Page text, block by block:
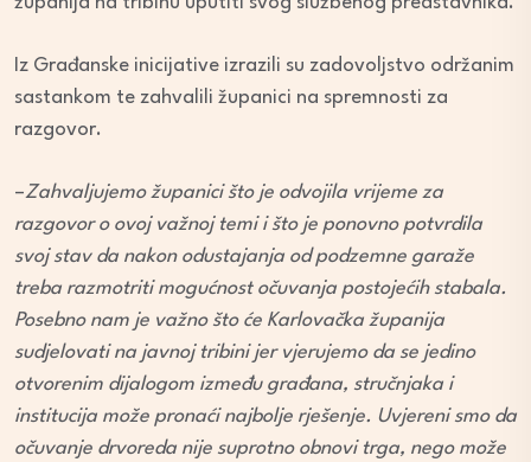
Iz Građanske inicijative izrazili su zadovoljstvo održanim
sastankom te zahvalili županici na spremnosti za
razgovor.
–Zahvaljujemo županici što je odvojila vrijeme za
razgovor o ovoj važnoj temi i što je ponovno potvrdila
svoj stav da nakon odustajanja od podzemne garaže
treba razmotriti mogućnost očuvanja postojećih stabala.
Posebno nam je važno što će Karlovačka županija
sudjelovati na javnoj tribini jer vjerujemo da se jedino
otvorenim dijalogom između građana, stručnjaka i
institucija može pronaći najbolje rješenje. Uvjereni smo da
očuvanje drvoreda nije suprotno obnovi trga, nego može